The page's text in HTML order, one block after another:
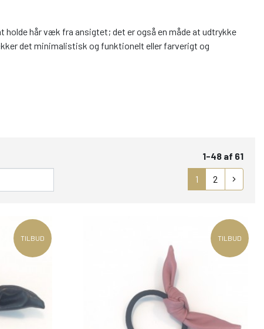
holde hår væk fra ansigtet; det er også en måde at udtrykke
det minimalistisk og funktionelt eller farverigt og
1-48 af 61
1 2
TILBUD TILBUD